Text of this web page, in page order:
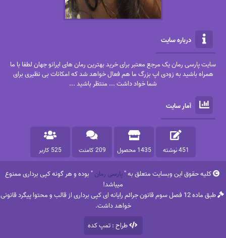
درباره سایت
سایت پارسی رمان یک مرجع معتبر برای خرید بهترین رمان های ایرانو جهان لطفا با ما
همراه باشید به زودی اپ بزرگ ما هم فعال خواهد شد که امکانات بی نظیری برای
شما خواد داشت ... منتظر باشید ...
آمار سایت
451 نوشته 1435 محصول 209 کامنت 525 کاربر
کلیه حقوق این وبسایت متعلق به "پارسی رمان" بوده و هر گونه کپی برداری ممنوع
میباشد!
طبق ماده 12 فصل سوم قانون جرائم رایانه ای کپی برداری از قالب و محتوا پیگرد قانونی
خواهد داشت.
طراح : تمپ کده